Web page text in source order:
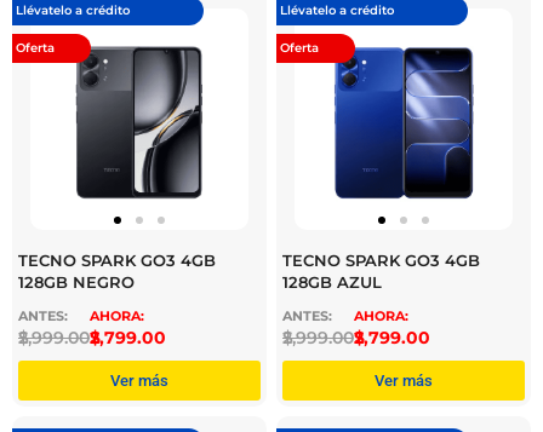
Llévatelo a crédito
Oferta
TECNO SPARK GO3 4GB
128GB NEGRO
$
2,999.00$
2,799.00
Ver más
Llévatelo a crédito
Oferta
TECNO SPARK GO3 4GB
128GB AZUL
$
2,999.00$
2,799.00
Ver más